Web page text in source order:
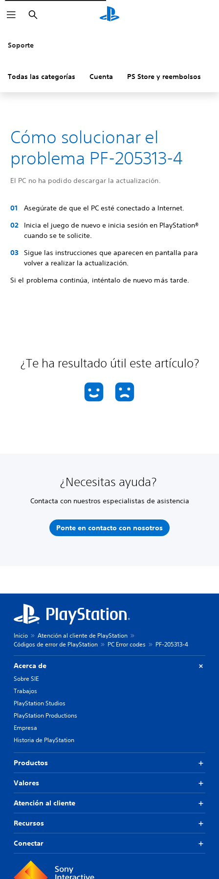
Buscar
Soporte
Todas las categorías Cuenta PS Store y reembolsos
Cómo solucionar el
problema PF-205313-4
El PC no ha podido descargar la actualización.
Asegúrate de que el PC esté conectado a Internet.
Inicia el juego de nuevo e inicia sesión en PlayStation®
cuando se te solicite.
Sigue las instrucciones que aparecen en pantalla para
volver a realizar la actualización.
Si el problema continúa, inténtalo de nuevo más tarde.
¿Te ha resultado útil este artículo?
¿Necesitas ayuda?
Contacta con nuestros especialistas de asistencia
Ponte en contacto con nosotros
Inicio
Atención al cliente de PlayStation
Códigos de error de PlayStation
PC Error codes PF-205313-4
Acerca de
Sobre SIE
Trabajos
PlayStation Studios
PlayStation Productions
Empresa
Historia de PlayStation
Productos
Valores
Atención al cliente
Recursos
Conectar